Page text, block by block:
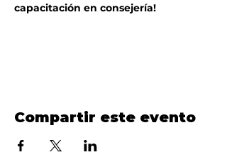
capacitación en consejería!
Compartir este evento